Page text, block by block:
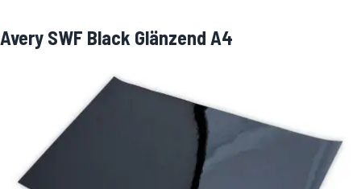
Avery SWF Black Glänzend A4